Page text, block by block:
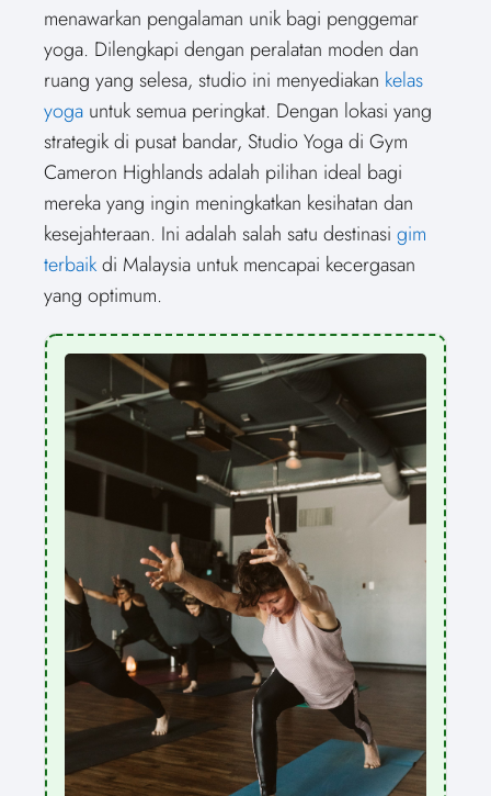
o
n
t
t
e
r
)
o
n
b
o
o
k
o
n
r
e
s
t
o
n
d
I
n
e
o
n
menawarkan pengalaman unik bagi penggemar
yoga. Dilengkapi dengan peralatan moden dan
ruang yang selesa, studio ini menyediakan kelas
yoga untuk semua peringkat. Dengan lokasi yang
strategik di pusat bandar, Studio Yoga di Gym
Cameron Highlands adalah pilihan ideal bagi
mereka yang ingin meningkatkan kesihatan dan
kesejahteraan. Ini adalah salah satu destinasi gim
terbaikdi Malaysia untuk mencapai kecergasan
yang optimum.